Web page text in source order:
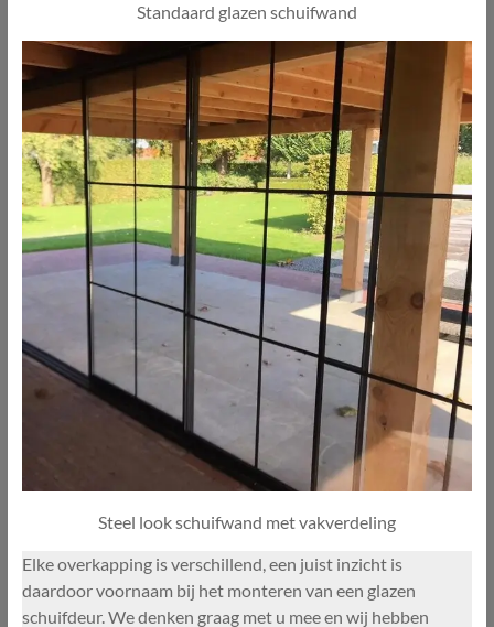
Standaard glazen schuifwand
Steel look schuifwand met vakverdeling
Elke overkapping is verschillend, een juist inzicht is
daardoor voornaam bij het monteren van een glazen
schuifdeur. We denken graag met u mee en wij hebben